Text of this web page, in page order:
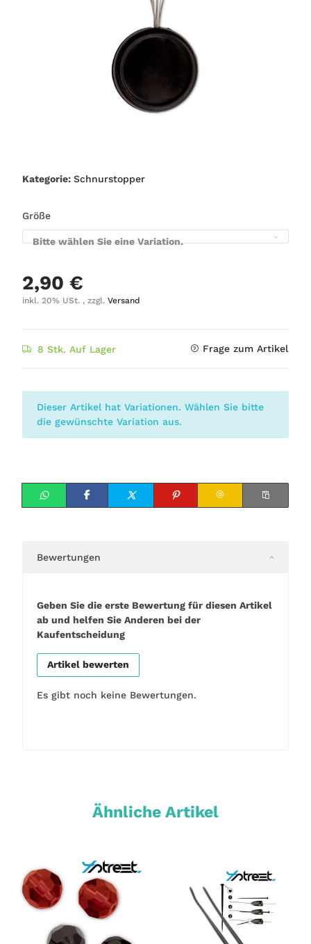
Kategorie: Schnurstopper
Größe
Bitte wählen Sie eine Variation.
2,90 €
inkl. 20% USt. , zzgl. Versand
8 Stk. Auf Lager Frage zum Artikel
x
Dieser Artikel hat Variationen. Wählen Sie bitte
die gewünschte Variation aus.
Bewertungen
Geben Sie die erste Bewertung für diesen Artikel
ab und helfen Sie Anderen bei der
Kaufentscheidung
Artikel bewerten
Es gibt noch keine Bewertungen.
Ähnliche Artikel